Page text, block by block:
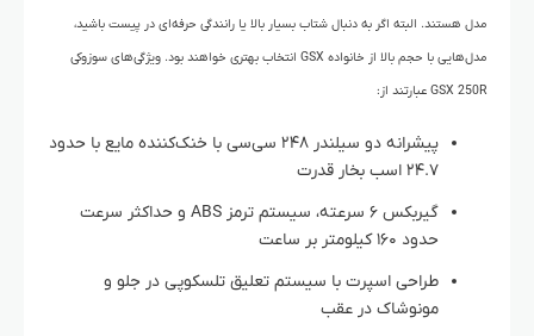
مدل هستند. البته اگر به دنبال شتاب بسیار بالا یا رانندگی حرفه‌ای در پیست باشید،
مدل‌هایی با حجم بالا از خانواده GSX انتخاب بهتری خواهند بود. ویژگی‌های سوزوکی
GSX 250R عبارتند از:
پیشرانه دو سیلندر ۲۴۸ سی‌سی با خنک‌کننده مایع با حدود
۲۴.۷ اسب بخار قدرت
گیربکس ۶ سرعته، سیستم ترمز ABS و حداکثر سرعت
حدود ۱۶۰ کیلومتر بر ساعت
طراحی اسپرت با سیستم تعلیق تلسکوپی در جلو و
مونوشاک در عقب